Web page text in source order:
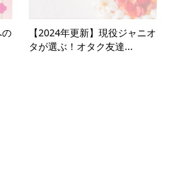
の
【2024年更新】現役ジャニオ
タが選ぶ！オタク友達...